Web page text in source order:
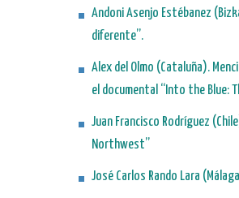
Andoni Asenjo Estébanez
diferente”.
Alex del Olmo (Cataluña).
el documental “Into the Blue:
Juan Francisco Rodríguez
Northwest”
José Carlos Rando Lara (Málaga